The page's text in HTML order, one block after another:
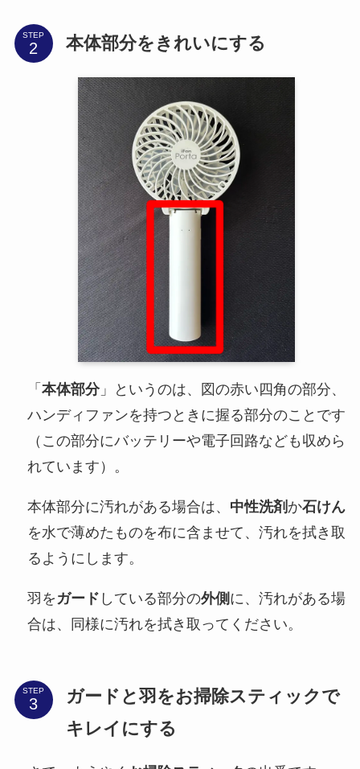
STEP 本体部分をきれいにする
「 本体部分」というのは、図の赤い四角の部分、
ハンディファンを持つときに握る部分のことです
（この部分にバッテリーや電子回路なども収めら
れています）。
本体部分に汚れがある場合は、 中性洗剤 か石けん
を水で薄めたものを布に含ませて、汚れを拭き取
るようにします。
羽を ガード している部分の外側 に、汚れがある場
合は、同様に汚れを拭き取ってください。
STEP
ガードと羽をお掃除スティックで
キレイにする